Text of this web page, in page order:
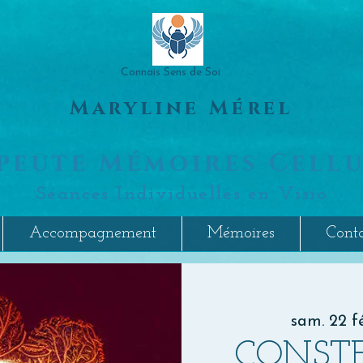
Connais Sens de Soi
Maryline Mérel
Mémoires
Séances Individuelles en Visio
Accompagnement Mémoires
sam. 22